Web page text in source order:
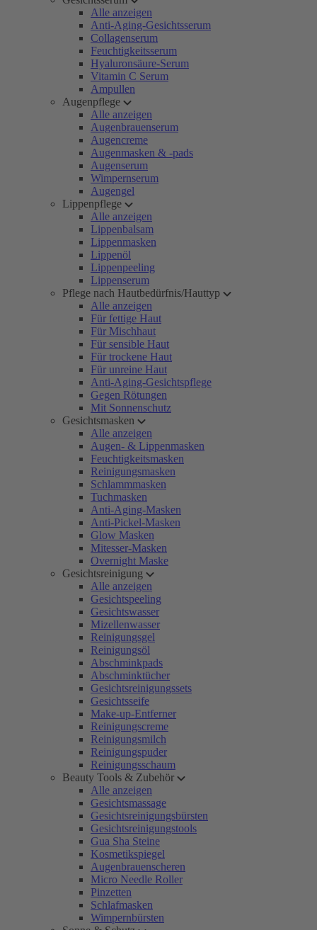
Alle anzeigen
Anti-Aging-Gesichtsserum
Collagenserum
Feuchtigkeitsserum
Hyaluronsäure-Serum
Vitamin C Serum
Ampullen
Augenpflege
Alle anzeigen
Augenbrauenserum
Augencreme
Augenmasken & -pads
Augenserum
Wimpernserum
Augengel
Lippenpflege
Alle anzeigen
Lippenbalsam
Lippenmasken
Lippenöl
Lippenpeeling
Lippenserum
Pflege nach Hautbedürfnis/Hauttyp
Alle anzeigen
Für fettige Haut
Für Mischhaut
Für sensible Haut
Für trockene Haut
Für unreine Haut
Anti-Aging-Gesichtspflege
Gegen Rötungen
Mit Sonnenschutz
Gesichtsmasken
Alle anzeigen
Augen- & Lippenmasken
Feuchtigkeitsmasken
Reinigungsmasken
Schlammmasken
Tuchmasken
Anti-Aging-Masken
Anti-Pickel-Masken
Glow Masken
Mitesser-Masken
Overnight Maske
Gesichtsreinigung
Alle anzeigen
Gesichtspeeling
Gesichtswasser
Mizellenwasser
Reinigungsgel
Reinigungsöl
Abschminkpads
Abschminktücher
Gesichtsreinigungssets
Gesichtsseife
Make-up-Entferner
Reinigungscreme
Reinigungsmilch
Reinigungspuder
Reinigungsschaum
Beauty Tools & Zubehör
Alle anzeigen
Gesichtsmassage
Gesichtsreinigungsbürsten
Gesichtsreinigungstools
Gua Sha Steine
Kosmetikspiegel
Augenbrauenscheren
Micro Needle Roller
Pinzetten
Schlafmasken
Wimpernbürsten